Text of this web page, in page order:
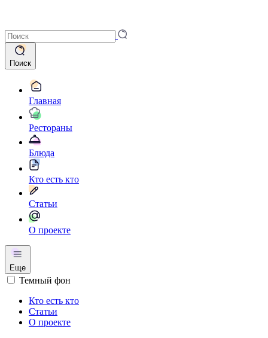
Поиск
Главная
Рестораны
Блюда
Кто есть кто
Статьи
О проекте
Еще
Темный фон
Кто есть кто
Статьи
О проекте